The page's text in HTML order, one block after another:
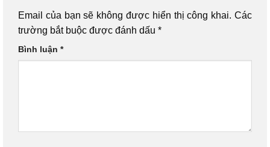
Email của bạn sẽ không được hiển thị công khai. Các
trường bắt buộc được đánh dấu *
Bình luận *